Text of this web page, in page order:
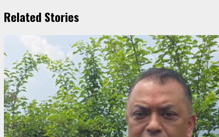
Related Stories